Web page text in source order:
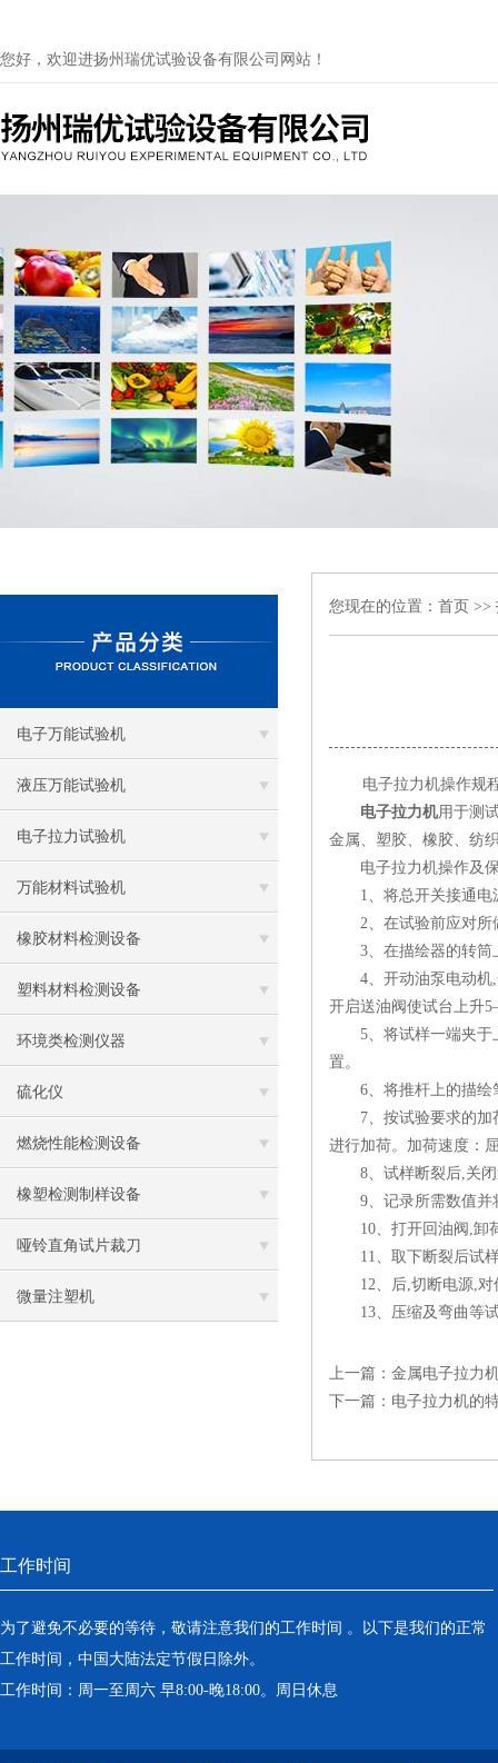
您好，欢迎进扬州瑞优试验设备有限公司网站！
电子万能试验机
液压万能试验机
电子拉力试验机
万能材料试验机
橡胶材料检测设备
塑料材料检测设备
环境类检测仪器
硫化仪
燃烧性能检测设备
橡塑检测制样设备
哑铃直角试片裁刀
微量注塑机
您现在的位置： 首页 >>
电子拉力机操作规
电子拉力机用于测
金属、塑胶、橡胶、纺
电子拉力机操作及保
1、将总开关接通电
2、在试验前应对所做
3、在描绘器的转筒
4、开动油泵电动机,
开启送油阀使试台上升
5、将试样一端夹于上
置。
6、将推杆上的描绘
7、按试验要求的加荷
进行加荷。加荷速度：
8、试样断裂后,关闭
9、记录所需数值并
10、打开回油阀,卸
11、取下断裂后试样,
12、后,切断电源,对
13、压缩及弯曲等试
上一篇： 金属电子拉力
下一篇： 电子拉力机的
工作时间
为了避免不必要的等待，敬请注意我们的工作时间 。以下是我们的正常
工作时间，中国大陆法定节假日除外。
工作时间：周一至周六 早8:00-晚18:00。周日休息